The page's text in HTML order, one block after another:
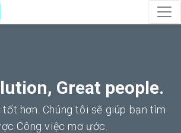
Great people.
hơn. Chúng tôi sẽ giúp bạn tìm
Công việc mơ ước.